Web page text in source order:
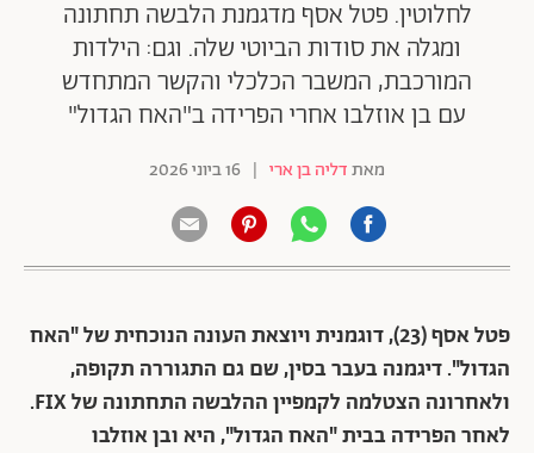
לחלוטין. פטל אסף מדגמנת הלבשה תחתונה
ומגלה את סודות הביוטי שלה. וגם: הילדות
המורכבת, המשבר הכלכלי והקשר המתחדש
עם בן אוזלבו אחרי הפרידה ב"האח הגדול"
מאתדליה בן ארי | 16 ביוני 2026
פטל אסף (23), דוגמנית ויוצאת העונה הנוכחית של "האח
הגדול". דיגמנה בעבר בסין, שם גם התגוררה תקופה,
ולאחרונה הצטלמה לקמפיין ההלבשה התחתונה של FIX.
לאחר הפרידה בבית "האח הגדול", היא ובן אוזלבו